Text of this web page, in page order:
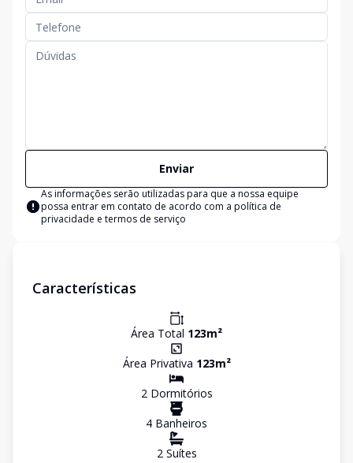
Enviar
As informações serão utilizadas para que a nossa equipe
possa entrar em contato de acordo com a política de
privacidade e termos de serviço
Características
Área Total 123m²
Área Privativa 123m²
2Dormitórios
4 Banheiros
2Suítes